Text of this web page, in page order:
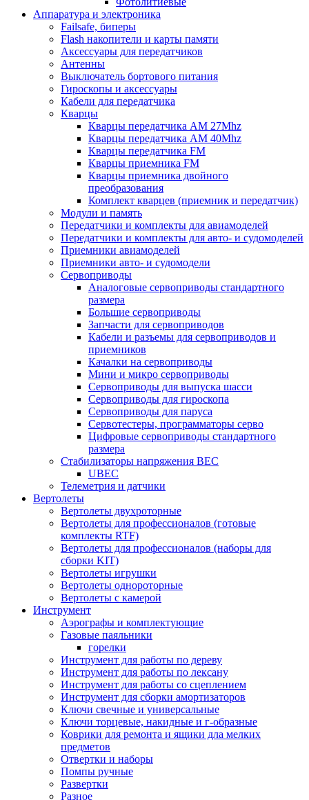
Аппаратура и электроника
Failsafe, биперы
Flash накопители и карты памяти
Аксессуары для передатчиков
Антенны
Выключатель бортового питания
Гироскопы и аксессуары
Кабели для передатчика
Кварцы
Кварцы передатчика AM 27Mhz
Кварцы передатчика AM 40Mhz
Кварцы передатчика FM
Кварцы приемника FM
Кварцы приемника двойного
преобразования
Комплект кварцев (приемник и передатчик)
Модули и память
Передатчики и комплекты для авиамоделей
Передатчики и комплекты для авто- и судомоделей
Приемники авиамоделей
Приемники авто- и судомодели
Сервоприводы
Аналоговые сервоприводы стандартного
размера
Большие сервоприводы
Запчасти для сервоприводов
Кабели и разъемы для сервоприводов и
приемников
Качалки на сервоприводы
Мини и микро сервоприводы
Сервоприводы для выпуска шасси
Сервоприводы для гироскопа
Сервоприводы для паруса
Сервотестеры, программаторы серво
Цифровые сервоприводы стандартного
размера
Стабилизаторы напряжения BEC
UBEC
Телеметрия и датчики
Вертолеты
Вертолеты двухроторные
Вертолеты для профессионалов (готовые
комплекты RTF)
Вертолеты для профессионалов (наборы для
сборки KIT)
Вертолеты игрушки
Вертолеты однороторные
Вертолеты с камерой
Инструмент
Аэрографы и комплектующие
Газовые паяльники
горелки
Инструмент для работы по дереву
Инструмент для работы по лексану
Инструмент для работы со сцеплением
Инструмент для сборки амортизаторов
Ключи свечные и универсальные
Ключи торцевые, накидные и г-образные
Коврики для ремонта и ящики дла мелких
предметов
Отвертки и наборы
Помпы ручные
Развертки
Разное